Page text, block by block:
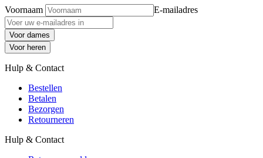
Voornaam E-mailadres
Voor dames
Voor heren
Hulp & Contact
Bestellen
Betalen
Bezorgen
Retourneren
Hulp & Contact